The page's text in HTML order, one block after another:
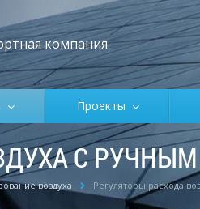
компания
Проекты
С
воздуха Регуляторы расхода